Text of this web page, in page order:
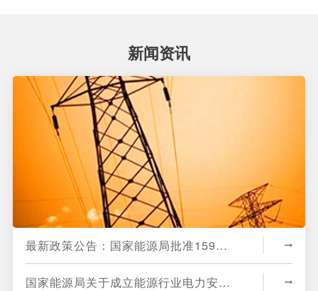
新闻资讯
最新政策公告：国家能源局批准159项行业标准予以
国家能源局关于成立能源行业电力安全工器具及机具